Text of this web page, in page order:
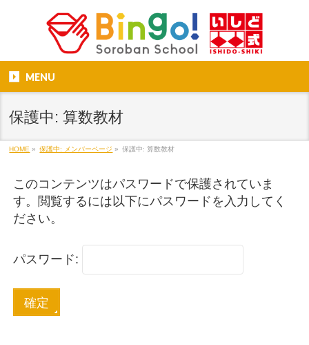
MENU
保護中: 算数教材
HOME » 保護中: メンバーページ » 保護中: 算数教材
このコンテンツはパスワードで保護されていま
す。閲覧するには以下にパスワードを入力してく
ださい。
パスワード: